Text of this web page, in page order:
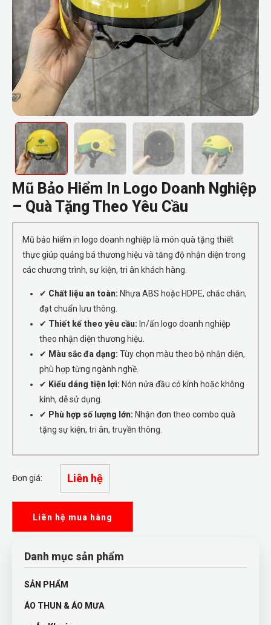
Mũ Bảo Hiểm In Logo Doanh Nghiệp
– Quà Tặng Theo Yêu Cầu
Mũ bảo hiểm in logo doanh nghiệp là món quà tặng thiết
thực giúp quảng bá thương hiệu và tăng độ nhận diện trong
các chương trình, sự kiện, tri ân khách hàng.
✔ Chất liệu an toàn: Nhựa ABS hoặc HDPE, chắc chắn,
đạt chuẩn lưu thông.
✔ Thiết kế theo yêu cầu: In/ấn logo doanh nghiệp
theo nhận diện thương hiệu.
✔ Màu sắc đa dạng: Tùy chọn màu theo bộ nhận diện,
phù hợp từng ngành nghề.
✔ Kiểu dáng tiện lợi: Nón nửa đầu có kính hoặc không
kính, dễ sử dụng.
✔ Phù hợp số lượng lớn: Nhận đơn theo combo quà
tặng sự kiện, tri ân, truyền thông.
Đơn giá: Liên hệ
Liên hệ mua hàng
Danh mục sản phẩm
SẢN PHẨM
ÁO THUN & ÁO MƯA